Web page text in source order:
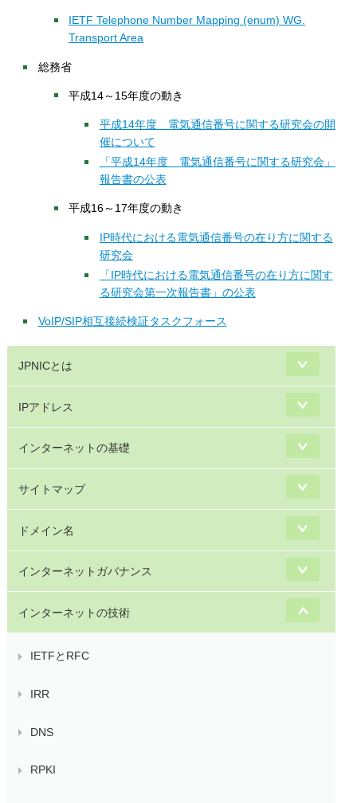
IETF Telephone Number Mapping (enum) WG.
Transport Area
総務省
平成14～15年度の動き
平成14年度 電気通信番号に関する研究会の開
催について
「平成14年度 電気通信番号に関する研究会」
報告書の公表
平成16～17年度の動き
IP時代における電気通信番号の在り方に関する
研究会
「IP時代における電気通信番号の在り方に関す
る研究会第一次報告書」の公表
VoIP/SIP相互接続検証タスクフォース
JPNICとは
IPアドレス
インターネットの基礎
サイトマップ
ドメイン名
インターネットガバナンス
インターネットの技術
IETFとRFC
IRR
DNS
RPKI